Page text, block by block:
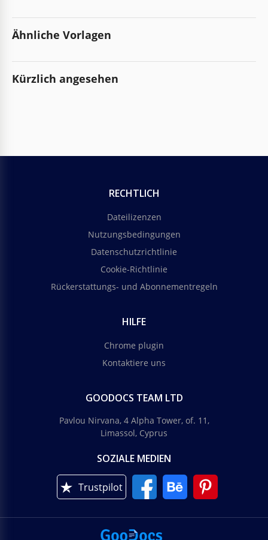
Ähnliche Vorlagen
Kürzlich angesehen
RECHTLICH
Dateilizenzen
Nutzungsbedingungen
Datenschutzrichtlinie
Cookie-Richtlinie
Rückerstattungs- und Abonnementregeln
HILFE
Chrome plugin
Kontaktiere uns
GOODOCS TEAM LTD
Pavlou Nirvana, 4 Alpha Tower, of. 11,
Limassol, Cyprus
SOZIALE MEDIEN
Trustpilot